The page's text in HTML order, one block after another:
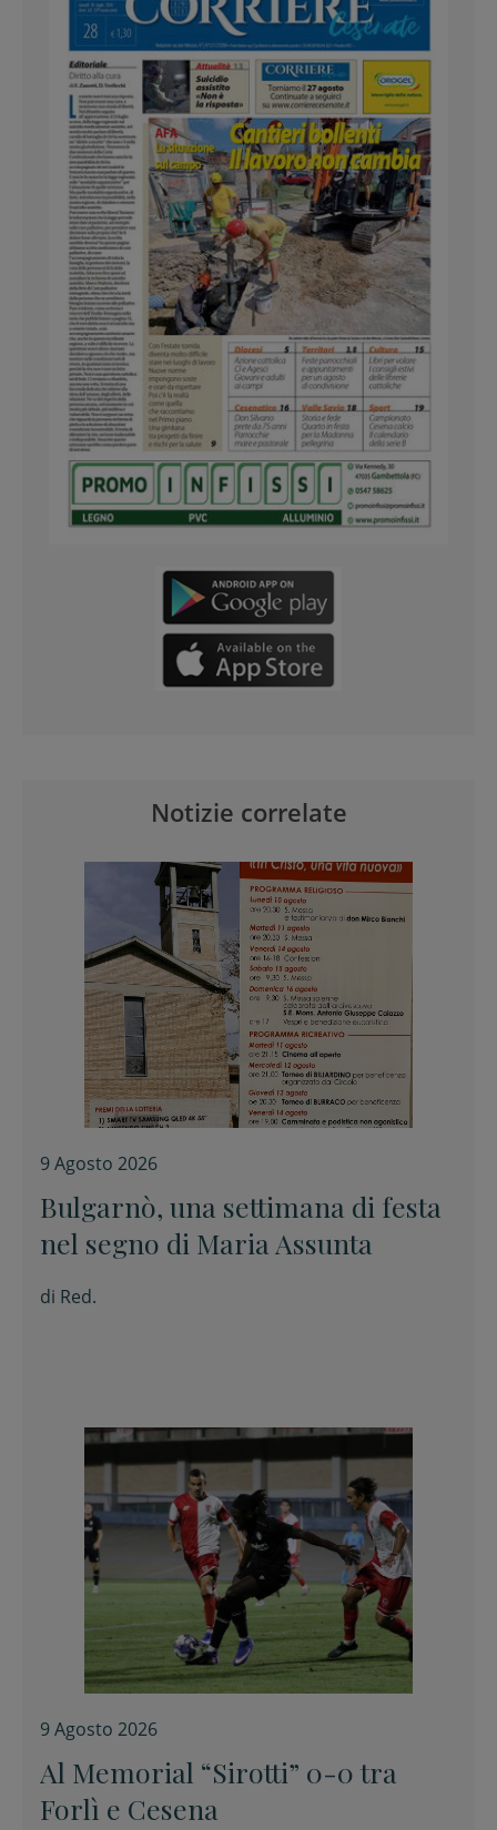
Notizie correlate
9 Agosto 2026
Bulgarnò, una settimana di festa
nel segno di Maria Assunta
di Red.
9 Agosto 2026
Al Memorial “Sirotti” 0-0 tra
Forlì e Cesena